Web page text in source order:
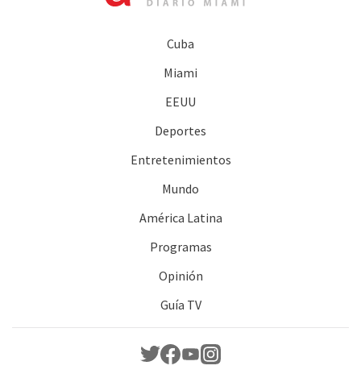
Cuba
Miami
EEUU
Deportes
Entretenimientos
Mundo
América Latina
Programas
Opinión
Guía TV